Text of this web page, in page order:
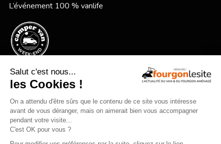
L’événement 100 % vanlife
Le festival vanlife en bord de mer